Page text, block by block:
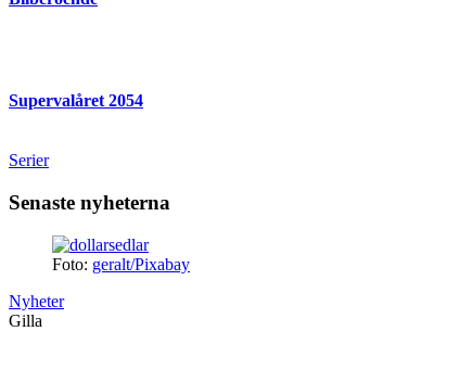
Supervalåret 2054
Serier
Senaste nyheterna
Foto: geralt/Pixabay
Nyheter
Gilla